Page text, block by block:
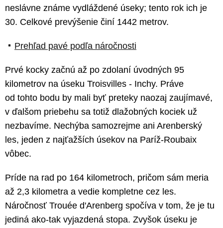
neslávne známe vydláždené úseky; tento rok ich je
30. Celkové prevýšenie činí 1442 metrov.
Prehľad pavé podľa náročnosti
Prvé kocky začnú až po zdolaní úvodných 95
kilometrov na úseku Troisvilles - Inchy. Práve
od tohto bodu by mali byť preteky naozaj zaujímavé,
v ďalšom priebehu sa totiž dlažobných kociek už
nezbavíme. Nechýba samozrejme ani Arenberský
les, jeden z najťažších úsekov na Paríž-Roubaix
vôbec.
Príde na rad po 164 kilometroch, pričom sám meria
až 2,3 kilometra a vedie kompletne cez les.
Náročnosť Trouée d'Arenberg spočíva v tom, že je tu
jediná ako-tak vyjazdená stopa. Zvyšok úseku je